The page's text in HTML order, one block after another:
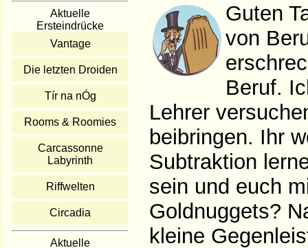
Aktuelle
Ersteindrücke
Vantage
Die letzten Droiden
Tír na nÓg
Rooms & Roomies
Carcassonne
Labyrinth
Riffwelten
Circadia
Aktuelle
Guten
von
Beruf.
Lehrer
beibringen. Ihr
Subtraktion
sein und euch
Goldnuggets?
kleine